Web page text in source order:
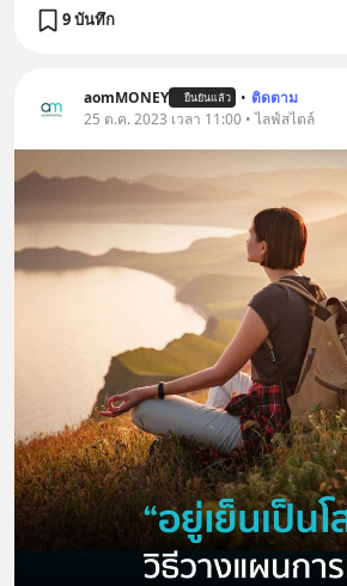
9 บันทึก
aomMONEY ยืนยันแล้ว • ติดตาม
25 ต.ค. 2023 เวลา 11:00 • ไลฟ์สไตล์